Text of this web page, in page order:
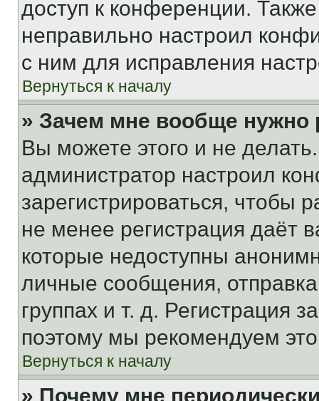
доступ к конференции.
неправильно настроил
с ним для исправления
Вернуться к началу
» Зачем мне вообще нужно
Вы можете этого и не
администратор настроил
зарегистрироваться, чтобы
не менее регистрация даёт
которые недоступны
личные сообщения,
группах и т. д. Регистрация
поэтому мы рекомендуем
Вернуться к началу
» Почему мне